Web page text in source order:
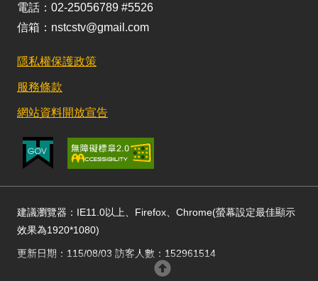
電話：02-25056789 #5526
信箱：nstcstv@gmail.com
隱私權保護政策
服務條款
網站資料開放宣告
建議瀏覽器：IE11.0以上、Firefox、Chrome(螢幕設定最佳顯示
效果為1920*1080)
更新日期：115/08/03 訪客人數：152961514
回頂部